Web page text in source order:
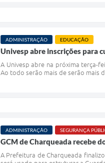
ADMINISTRAÇÃO EDUCAÇÃO
Univesp abre inscrições para
A Univesp abre na próxima terça-
Ao todo serão mais de serão mais
ADMINISTRAÇÃO SEGURANÇA
GCM de Charqueada recebe
A Prefeitura de Charqueada